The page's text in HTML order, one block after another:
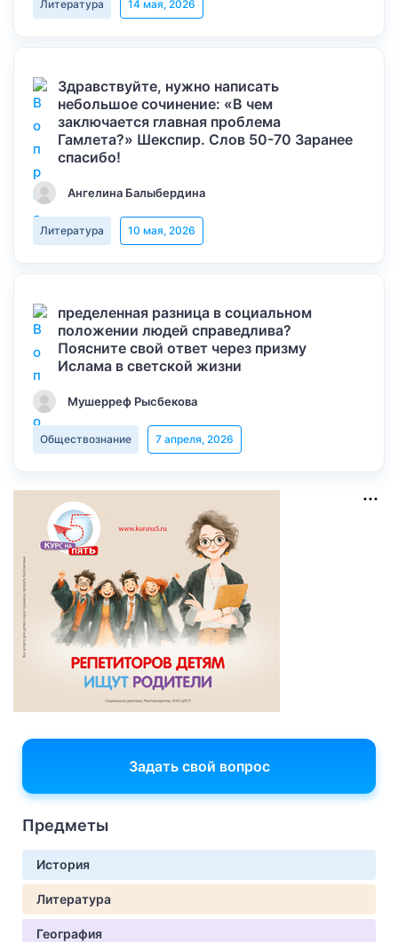
Литература 14 мая, 2026
Здравствуйте, нужно написать
небольшое сочинение: «В чем
заключается главная проблема
Гамлета?» Шекспир. Слов 50-70 Заранее
спасибо!
Ангелина Балыбердина
Литература 10 мая, 2026
пределенная разница в социальном
положении людей справедлива?
Поясните свой ответ через призму
Ислама в светской жизни
Мушерреф Рысбекова
Обществознание 7 апреля, 2026
Задать свой вопрос
Предметы
История
Литература
География